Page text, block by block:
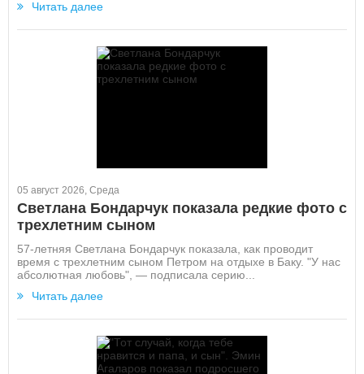
Читать далее
05 август 2026, Среда
Светлана Бондарчук показала редкие фото с
трехлетним сыном
57-летняя Светлана Бондарчук показала, как проводит
время с трехлетним сыном Петром на отдыхе в Баку. "У нас
абсолютная любовь", — подписала серию...
Читать далее